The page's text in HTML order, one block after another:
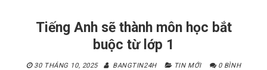
Tiếng Anh sẽ thành môn học bắt
buộc từ lớp 1
30 THÁNG 10, 2025 BANGTIN24H TIN MỚI
0 BÌNH